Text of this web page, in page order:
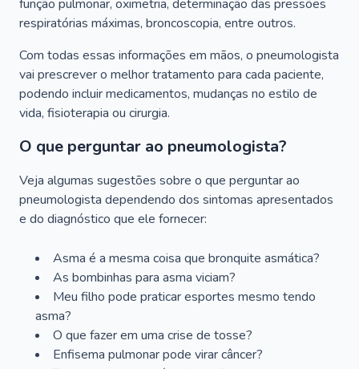
função pulmonar, oximetria, determinação das pressões
respiratórias máximas, broncoscopia, entre outros.
Com todas essas informações em mãos, o pneumologista
vai prescrever o melhor tratamento para cada paciente,
podendo incluir medicamentos, mudanças no estilo de
vida, fisioterapia ou cirurgia.
O que perguntar ao pneumologista?
Veja algumas sugestões sobre o que perguntar ao
pneumologista dependendo dos sintomas apresentados
e do diagnóstico que ele fornecer:
Asma é a mesma coisa que bronquite asmática?
As bombinhas para asma viciam?
Meu filho pode praticar esportes mesmo tendo
asma?
O que fazer em uma crise de tosse?
Enfisema pulmonar pode virar câncer?